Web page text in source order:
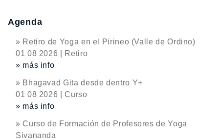
Agenda
» Retiro de Yoga en el Pirineo (Valle de Ordino)
01 08 2026 | Retiro
» más info
» Bhagavad Gita desde dentro Y+
01 08 2026 | Curso
» más info
» Curso de Formación de Profesores de Yoga
Sivananda